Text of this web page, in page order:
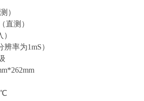
）
直测）
率为1mS）